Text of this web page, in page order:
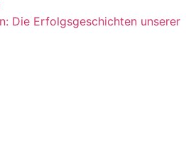
Die Erfolgsgeschichten unserer